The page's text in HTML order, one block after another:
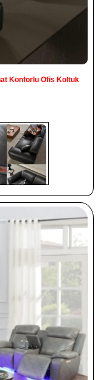
Konforlu Ofis Koltuk